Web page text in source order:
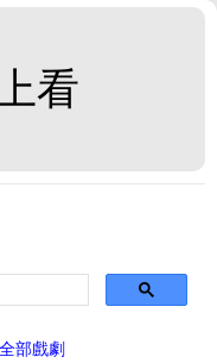
看
全部戲劇